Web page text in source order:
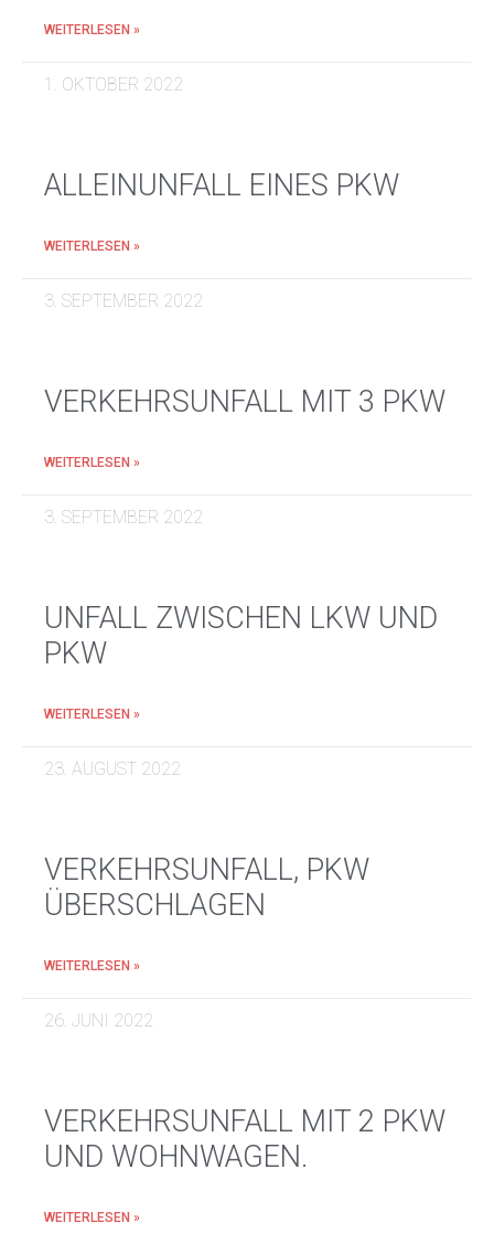
WEITERLESEN »
1. OKTOBER 2022
ALLEINUNFALL EINES PKW
WEITERLESEN »
3. SEPTEMBER 2022
VERKEHRSUNFALL MIT 3 PKW
WEITERLESEN »
3. SEPTEMBER 2022
UNFALL ZWISCHEN LKW UND
PKW
WEITERLESEN »
23. AUGUST 2022
VERKEHRSUNFALL, PKW
ÜBERSCHLAGEN
WEITERLESEN »
26. JUNI 2022
VERKEHRSUNFALL MIT 2 PKW
UND WOHNWAGEN.
WEITERLESEN »